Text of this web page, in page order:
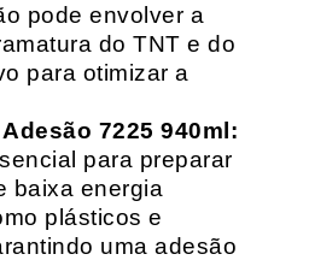
pode envolver a
do TNT e do
para otimizar a
7225 940ml:
para preparar
baixa energia
plásticos e
uma adesão